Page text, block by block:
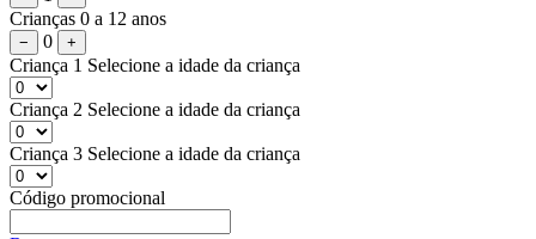
Crianças 0 a 12 anos
− 0 +
Criança 1 Selecione a idade da criança
Criança 2 Selecione a idade da criança
Criança 3 Selecione a idade da criança
Código promocional